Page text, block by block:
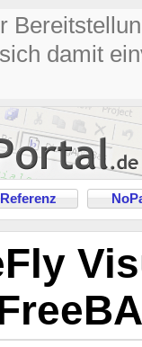
damit
Referenz